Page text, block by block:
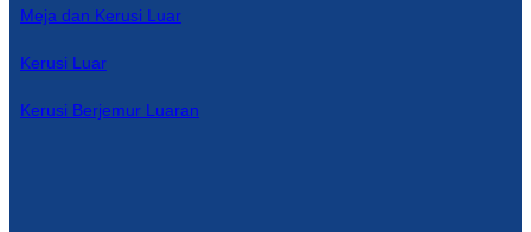
Meja dan Kerusi Luar
Kerusi Luar
Kerusi Berjemur Luaran